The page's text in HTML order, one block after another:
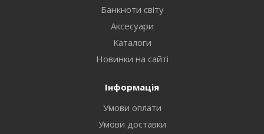
Банкноти світу
Аксесуари
Каталоги
Новинки на сайті
Інформація
Умови оплати
Умови доставки